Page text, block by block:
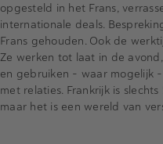
opgesteld in het Frans,
internationale deals.
Frans gehouden. Ook de
Ze werken tot laat in de
en gebruiken - waar mogelijk
met relaties. Frankrijk is
maar het is een wereld van